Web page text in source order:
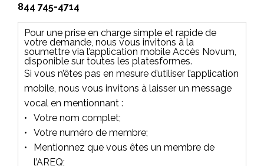
844 745-4714
Pour une prise en charge simple et rapide de
votre demande, nous vous invitons à la
soumettre via l’application mobile Accès Novum,
disponible sur toutes les platesformes.
Si vous n’êtes pas en mesure d’utiliser l’application
mobile, nous vous invitons à laisser un message
vocal en mentionnant :
Votre nom complet;
Votre numéro de membre;
Mentionnez que vous êtes un membre de
l’AREQ;